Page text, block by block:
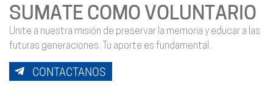
SUMATE COMO VOLUNTARIO
Unite a nuestra misión de preservar la memoria y educar a las
futuras generaciones. Tu aporte es fundamental.
CONTACTANOS